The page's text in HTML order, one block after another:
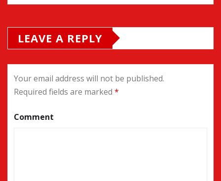
LEAVE A REPLY
Your email address will not be published.
Required fields are marked *
Comment